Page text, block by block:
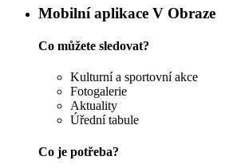
Mobilní aplikace V Obraze
Co můžete sledovat?
Kulturní a sportovní akce
Fotogalerie
Aktuality
Úřední tabule
Co je potřeba?